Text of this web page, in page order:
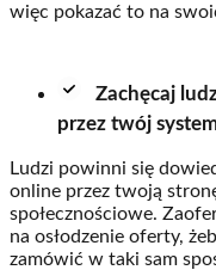
więc pokazać to na
Zachęcaj
przez twój
Ludzi powinni się
online przez twoją
społecznościowe.
na osłodzenie oferty,
zamówić w taki sam